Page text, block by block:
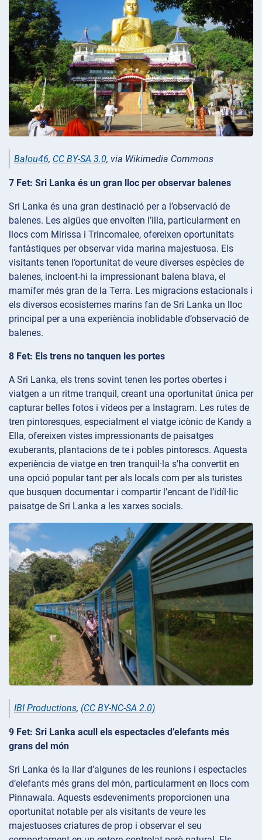
Balou46, CC BY-SA 3.0, via Wikimedia Commons
7 Fet: Sri Lanka és un gran lloc per observar balenes
Sri Lanka és una gran destinació per a l’observació de
balenes. Les aigües que envolten l’illa, particularment en
llocs com Mirissa i Trincomalee, ofereixen oportunitats
fantàstiques per observar vida marina majestuosa. Els
visitants tenen l’oportunitat de veure diverses espècies de
balenes, incloent-hi la impressionant balena blava, el
mamífer més gran de la Terra. Les migracions estacionals i
els diversos ecosistemes marins fan de Sri Lanka un lloc
principal per a una experiència inoblidable d’observació de
balenes.
8 Fet: Els trens no tanquen les portes
A Sri Lanka, els trens sovint tenen les portes obertes i
viatgen a un ritme tranquil, creant una oportunitat única per
capturar belles fotos i vídeos per a Instagram. Les rutes de
tren pintoresques, especialment el viatge icònic de Kandy a
Ella, ofereixen vistes impressionants de paisatges
exuberants, plantacions de te i pobles pintorescs. Aquesta
experiència de viatge en tren tranquil·la s’ha convertit en
una opció popular tant per als locals com per als turistes
que busquen documentar i compartir l’encant de l’idíl·lic
paisatge de Sri Lanka a les xarxes socials.
IBI Productions, (CC BY-NC-SA 2.0)
9 Fet: Sri Lanka acull els espectacles d’elefants més
grans del món
Sri Lanka és la llar d’algunes de les reunions i espectacles
d’elefants més grans del món, particularment en llocs com
Pinnawala. Aquests esdeveniments proporcionen una
oportunitat notable per als visitants de veure les
majestuoses criatures de prop i observar el seu